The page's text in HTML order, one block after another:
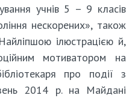
учнів 5 – 9 класів
нескорених», також
ілюстрацією й,
мотиватором на
про події з
2014 р. на Майдані